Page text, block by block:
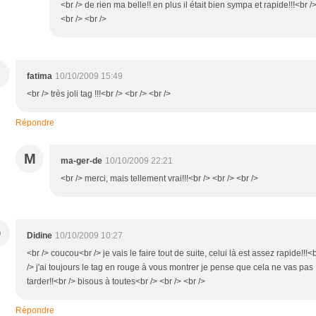
<br /> de rien ma belle!! en plus il était bien sympa et rapide!!!<br />
<br /> <br />
fatima 10/10/2009 15:49
<br /> très joli tag !!!<br /> <br /> <br />
Répondre
M ma-ger-de 10/10/2009 22:21
<br /> merci, mais tellement vrai!!!<br /> <br /> <br />
Didine 10/10/2009 10:27
<br /> coucou<br /> je vais le faire tout de suite, celui là est assez
/> j'ai toujours le tag en rouge à vous montrer je pense que cela ne vas pas
tarder!!<br /> bisous à toutes<br /> <br /> <br />
Répondre